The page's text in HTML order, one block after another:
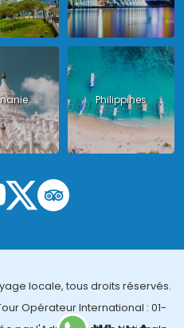
Philippines
locale, tous droits réservés.
Opérateur International : 01-